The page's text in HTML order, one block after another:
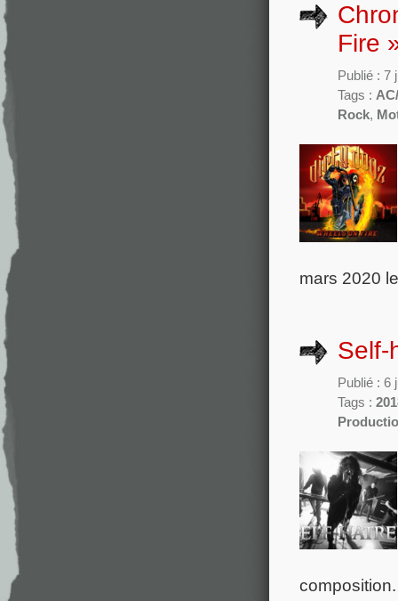
Fire
Publié : 7
Tags :
Rock,
mars 2020
Self-
Publié : 6
Tags :